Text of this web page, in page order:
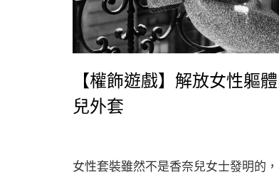
【權飾遊戲】解放女性軀
兒外套
女性套裝雖然不是香奈兒女士發明的